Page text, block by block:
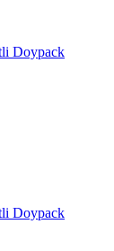
Doypack
Doypack